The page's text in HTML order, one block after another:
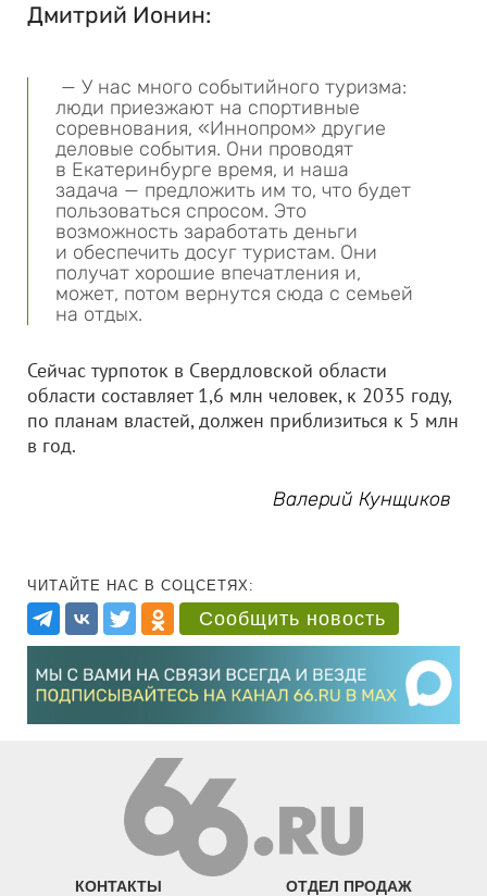
Дмитрий Ионин:
— У нас много событийного туризма:
люди приезжают на спортивные
соревнования, «Иннопром» другие
деловые события. Они проводят
в Екатеринбурге время, и наша
задача — предложить им то, что будет
пользоваться спросом. Это
возможность заработать деньги
и обеспечить досуг туристам. Они
получат хорошие впечатления и,
может, потом вернутся сюда с семьей
на отдых.
Сейчас турпоток в Свердловской области
области составляет 1,6 млн человек, к 2035 году,
по планам властей, должен приблизиться к 5 млн
в год.
Валерий Кунщиков
ЧИТАЙТЕ НАС В СОЦСЕТЯХ:
Сообщить новость
КОНТАКТЫ ОТДЕЛ ПРОДАЖ